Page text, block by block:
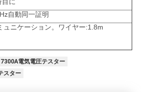
目に
自動同一証明
ュニケーション。ワイヤー:1.8m
7300A電気電圧テスター
スター